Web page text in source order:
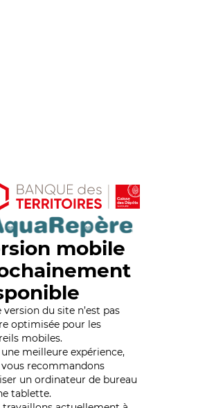
mobile
version du site n’est pas
optimisée pour les
mobiles.
meilleure expérience,
vous recommandons
un ordinateur de bureau
tablette.